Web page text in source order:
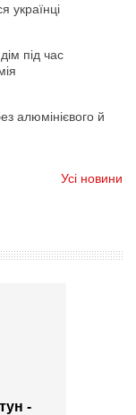
українці
під час
алюмінієвого й
Усі новини
-